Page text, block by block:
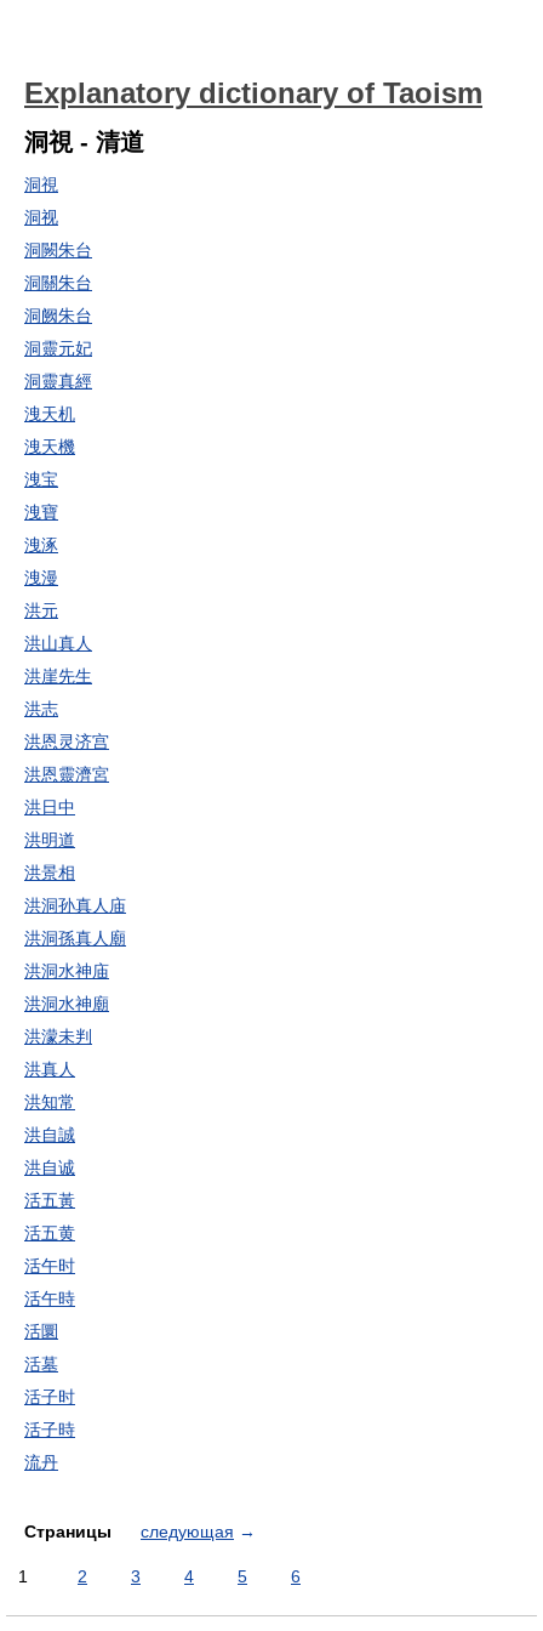
Explanatory dictionary of Taoism
洞視 - 清道
洞視
洞视
洞闕朱台
洞關朱台
洞阙朱台
洞靈元妃
洞靈真經
洩天机
洩天機
洩宝
洩寶
洩涿
洩漫
洪元
洪山真人
洪崖先生
洪志
洪恩灵济宫
洪恩靈濟宮
洪日中
洪明道
洪景相
洪洞孙真人庙
洪洞孫真人廟
洪洞水神庙
洪洞水神廟
洪濛未判
洪真人
洪知常
洪自誠
洪自诚
活五黃
活五黄
活午时
活午時
活圜
活墓
活子时
活子時
流丹
Страницы следующая →
1 2 3 4 5 6